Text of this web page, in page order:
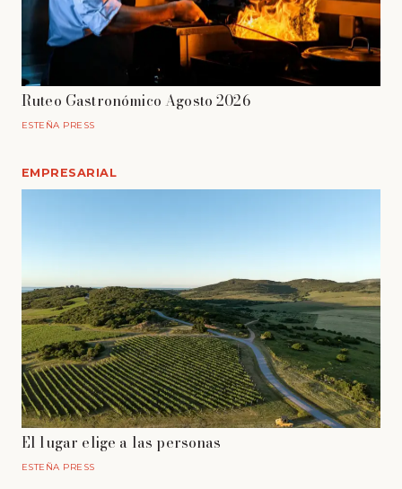
Ruteo Gastronómico Agosto 2026
ESTEÑA PRESS
EMPRESARIAL
El lugar elige a las personas
ESTEÑA PRESS